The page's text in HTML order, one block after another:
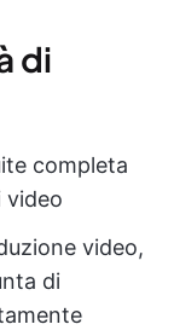
di
completa
video
video,
di